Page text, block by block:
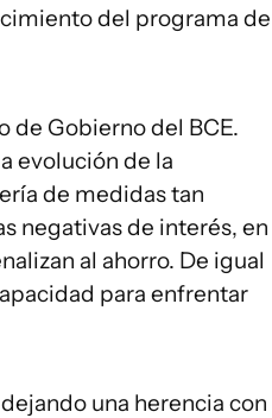
del programa de
de Gobierno del BCE.
evolución de la
de medidas tan
negativas de interés, en
al ahorro. De igual
para enfrentar
una herencia con